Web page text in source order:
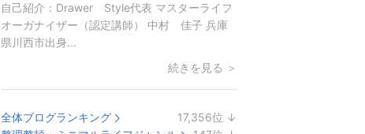
自己紹介： Drawer Style代表 マスターライフ
オーガナイザー（認定講師） 中村 佳子 兵庫
県川西市出身...
続きを見る ＞
全体ブログランキング 17,356位 ↓